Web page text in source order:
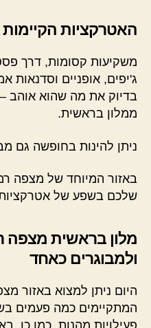
האטרקציות הקיימות
משקיעות קסומות, דרך
ג'יפים, אופניים וסדנאות
בדיוק את מה שהוא אוהב
ממלון בראשית.
ניתן להינות בחופשה גם
באזור המיוחד של מצפה
שלכם בשפע של
מלון בראשית מצפה
ולמבוגרים כאחד
היום ניתן למצוא באזור
המתקיימים כמה פעמים
פעילויות מהנות. כמו כן,